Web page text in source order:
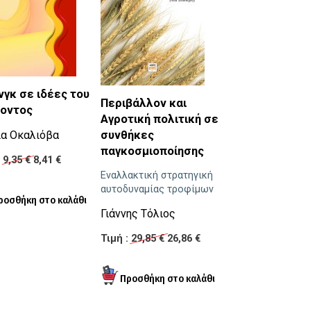
σε ιδέες του
Οκαλιόβα
9,35 €8,41 €
Περιβάλλον και
Αγροτική πολιτική σε
συνθήκες
παγκοσμιοποίησης
Εναλλακτική στρατηγική
αυτοδυναμίας τροφίμων
Γιάννης Τόλιος
Τιμή : 29,85 €26,86 €